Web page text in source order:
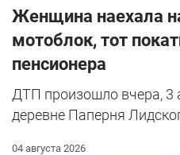
Женщина наехала
мотоблок, тот
пенсионера
ДТП произошло вчера, 3
деревне Паперня
04 августа 2026